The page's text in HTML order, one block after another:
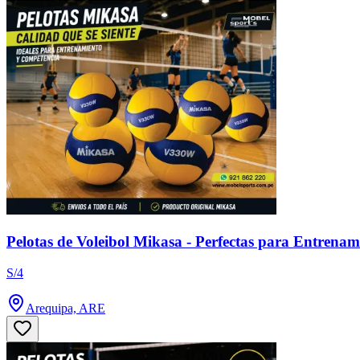
Pelotas de Voleibol Mikasa - Perfectas para
S/4
Arequipa, ARE